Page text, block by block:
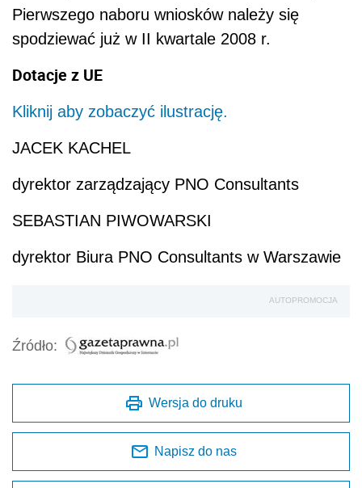
Pierwszego naboru wniosków należy się
spodziewać już w II kwartale 2008 r.
Dotacje z UE
Kliknij aby zobaczyć ilustrację.
JACEK KACHEL
dyrektor zarządzający PNO Consultants
SEBASTIAN PIWOWARSKI
dyrektor Biura PNO Consultants w Warszawie
AUTOPROMOCJA
Źródło:
Wersja do druku
Napisz do nas